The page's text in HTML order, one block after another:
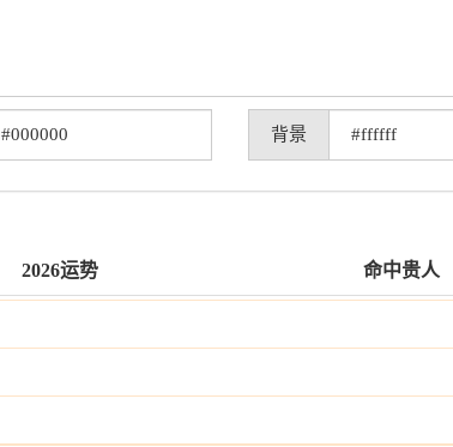
背景
2026运势 命中贵人